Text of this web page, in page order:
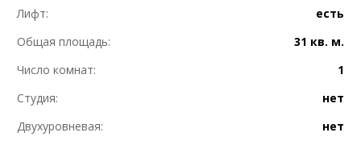
Лифт:
есть
Общая площадь:
31 кв. м.
Число комнат:
1
Студия:
нет
Двухуровневая:
нет